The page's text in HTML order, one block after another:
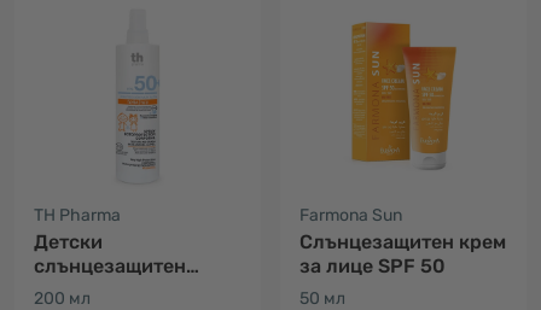
TH Pharma
Детски
слънцезащитен
спрей SPF 50+
200 мл
Farmona Sun
Слънцезащитен крем
за лице SPF 50
50 мл